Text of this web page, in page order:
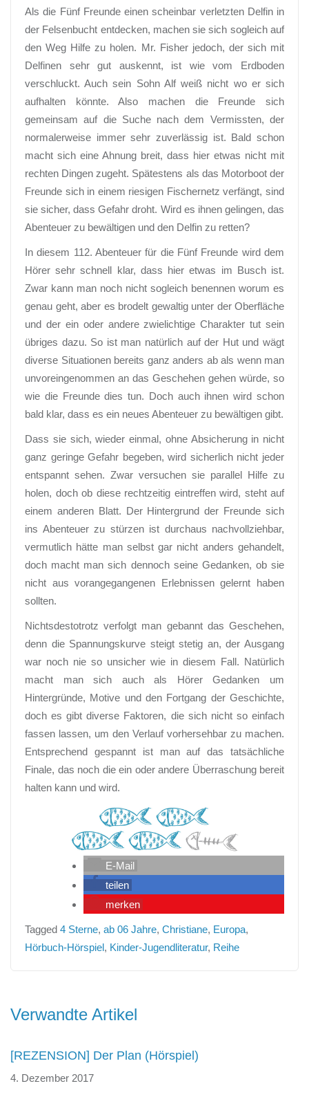
Als die Fünf Freunde einen scheinbar verletzten Delfin in
der Felsenbucht entdecken, machen sie sich sogleich auf
den Weg Hilfe zu holen. Mr. Fisher jedoch, der sich mit
Delfinen sehr gut auskennt, ist wie vom Erdboden
verschluckt. Auch sein Sohn Alf weiß nicht wo er sich
aufhalten könnte. Also machen die Freunde sich
gemeinsam auf die Suche nach dem Vermissten, der
normalerweise immer sehr zuverlässig ist. Bald schon
macht sich eine Ahnung breit, dass hier etwas nicht mit
rechten Dingen zugeht. Spätestens als das Motorboot der
Freunde sich in einem riesigen Fischernetz verfängt, sind
sie sicher, dass Gefahr droht. Wird es ihnen gelingen, das
Abenteuer zu bewältigen und den Delfin zu retten?
In diesem 112. Abenteuer für die Fünf Freunde wird dem
Hörer sehr schnell klar, dass hier etwas im Busch ist.
Zwar kann man noch nicht sogleich benennen worum es
genau geht, aber es brodelt gewaltig unter der Oberfläche
und der ein oder andere zwielichtige Charakter tut sein
übriges dazu. So ist man natürlich auf der Hut und wägt
diverse Situationen bereits ganz anders ab als wenn man
unvoreingenommen an das Geschehen gehen würde, so
wie die Freunde dies tun. Doch auch ihnen wird schon
bald klar, dass es ein neues Abenteuer zu bewältigen gibt.
Dass sie sich, wieder einmal, ohne Absicherung in nicht
ganz geringe Gefahr begeben, wird sicherlich nicht jeder
entspannt sehen. Zwar versuchen sie parallel Hilfe zu
holen, doch ob diese rechtzeitig eintreffen wird, steht auf
einem anderen Blatt. Der Hintergrund der Freunde sich
ins Abenteuer zu stürzen ist durchaus nachvollziehbar,
vermutlich hätte man selbst gar nicht anders gehandelt,
doch macht man sich dennoch seine Gedanken, ob sie
nicht aus vorangegangenen Erlebnissen gelernt haben
sollten.
Nichtsdestotrotz verfolgt man gebannt das Geschehen,
denn die Spannungskurve steigt stetig an, der Ausgang
war noch nie so unsicher wie in diesem Fall. Natürlich
macht man sich auch als Hörer Gedanken um
Hintergründe, Motive und den Fortgang der Geschichte,
doch es gibt diverse Faktoren, die sich nicht so einfach
fassen lassen, um den Verlauf vorhersehbar zu machen.
Entsprechend gespannt ist man auf das tatsächliche
Finale, das noch die ein oder andere Überraschung bereit
halten kann und wird.
E-Mail
teilen
merken
Tagged 4 Sterne, ab 06 Jahre, Christiane, Europa,
Hörbuch-Hörspiel, Kinder-Jugendliteratur, Reihe
Verwandte Artikel
[REZENSION] Der Plan (Hörspiel)
4. Dezember 2017
Beitragsnavigation